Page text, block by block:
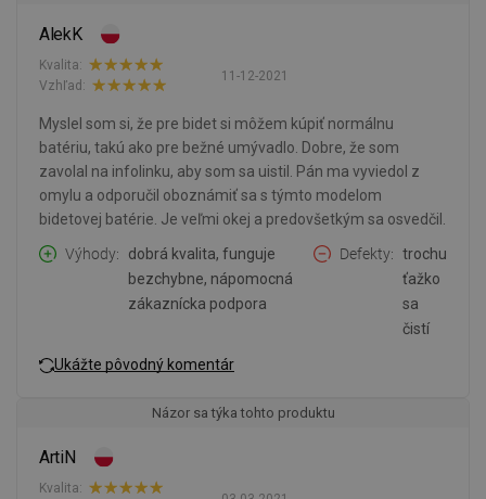
AlekK
11-12-2021
Kvalita:
Vzhľad:
Myslel som si, že pre bidet si môžem kúpiť normálnu
batériu, takú ako pre bežné umývadlo. Dobre, že som
zavolal na infolinku, aby som sa uistil. Pán ma vyviedol z
omylu a odporučil oboznámiť sa s týmto modelom
bidetovej batérie. Je veľmi okej a predovšetkým sa osvedčil.
Výhody
dobrá kvalita, funguje
bezchybne, nápomocná
zákaznícka podpora
Defekty
trochu
ťažko
sa
čistí
Ukážte pôvodný komentár
Názor sa týka tohto produktu
ArtiN
Kvalita: